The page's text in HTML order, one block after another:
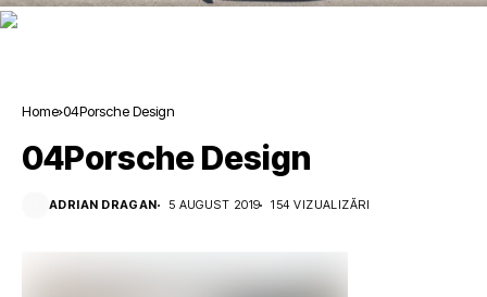
Home 04Porsche Design
04Porsche Design
ADRIAN DRAGAN 5 AUGUST 2019 154 VIZUALIZĂRI